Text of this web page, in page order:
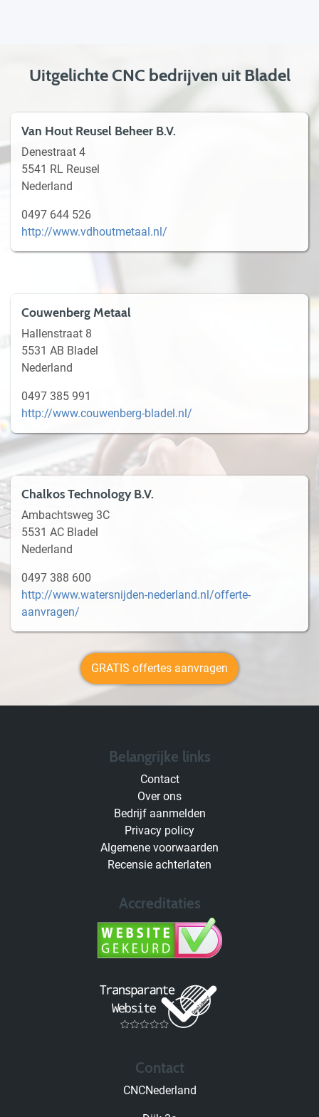
Uitgelichte CNC bedrijven uit Bladel
Van Hout Reusel Beheer B.V.
Denestraat 4
5541 RL Reusel
Nederland
0497 644 526
http://www.vdhoutmetaal.nl/
Couwenberg Metaal
Hallenstraat 8
5531 AB Bladel
Nederland
0497 385 991
http://www.couwenberg-bladel.nl/
Chalkos Technology B.V.
Ambachtsweg 3C
5531 AC Bladel
Nederland
0497 388 600
http://www.watersnijden-nederland.nl/offerte-
aanvragen/
GRATIS offertes aanvragen
Belangrijke links
Contact
Over ons
Bedrijf aanmelden
Privacy policy
Algemene voorwaarden
Recensie achterlaten
Accreditaties
Contact
CNCNederland